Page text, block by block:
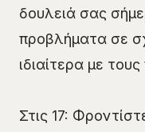
δουλειά σας
προβλήματα σε
ιδιαίτερα με
Στις 17: